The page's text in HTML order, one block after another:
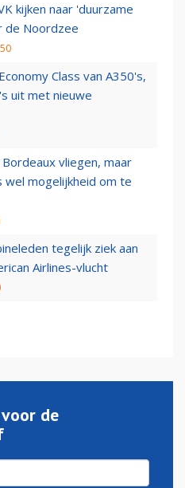
kijken naar 'duurzame
de Noordzee
Class van A350's,
uit met nieuwe
vliegen, maar
mogelijkheid om te
tegelijk ziek aan
Airlines-vlucht
de